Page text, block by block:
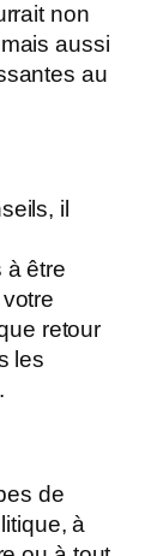
non
aussi
au
il
à être
retour
les
de
à